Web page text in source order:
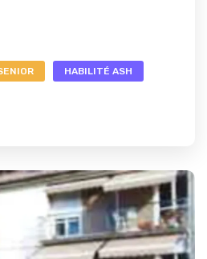
HABILITÉ ASH